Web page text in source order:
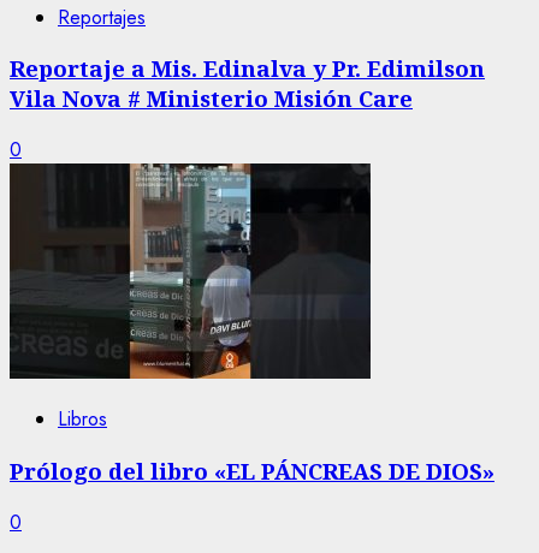
Reportajes
Reportaje a Mis. Edinalva y Pr. Edimilson
Vila Nova # Ministerio Misión Care
0
Libros
Prólogo del libro «EL PÁNCREAS DE DIOS»
0